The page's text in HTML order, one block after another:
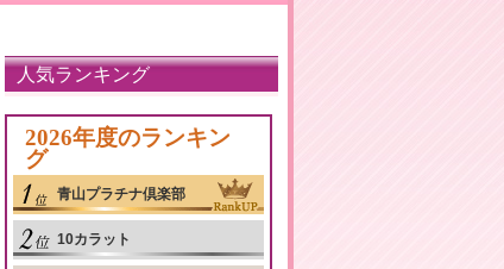
人気ランキング
2026年度のランキン
グ
青山プラチナ倶楽部
10カラット